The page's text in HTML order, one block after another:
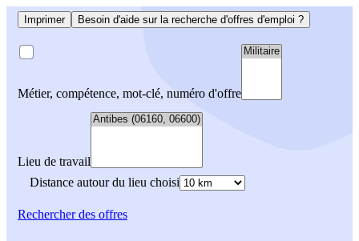
Imprimer Besoin d'aide sur la recherche d'offres d'emploi ?
Métier, compétence, mot-clé, numéro d'offre
Lieu de travail
Distance autour du lieu choisi
Rechercherdes offres